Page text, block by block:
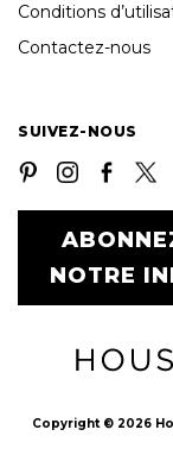
Conditions
Contactez-nous
SUIVEZ-NOUS
NOTRE
Copyright © 2026